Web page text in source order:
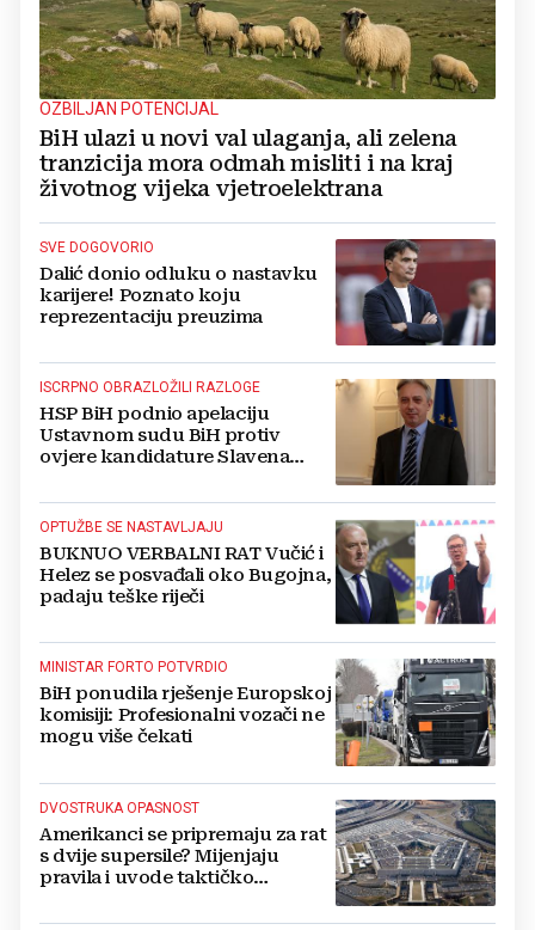
OZBILJAN POTENCIJAL
BiH ulazi u novi val ulaganja, ali zelena
tranzicija mora odmah misliti i na kraj
životnog vijeka vjetroelektrana
SVE DOGOVORIO
Dalić donio odluku o nastavku
karijere! Poznato koju
reprezentaciju preuzima
ISCRPNO OBRAZLOŽILI RAZLOGE
HSP BiH podnio apelaciju
Ustavnom sudu BiH protiv
ovjere kandidature Slavena
OPTUŽBE SE NASTAVLJAJU
BUKNUO VERBALNI RAT Vučić i
Helez se posvađali oko Bugojna,
padaju teške riječi
MINISTAR FORTO POTVRDIO
BiH ponudila rješenje Europskoj
komisiji: Profesionalni vozači ne
mogu više čekati
DVOSTRUKA OPASNOST
Amerikanci se pripremaju za rat
s dvije supersile? Mijenjaju
pravila i uvode taktičko